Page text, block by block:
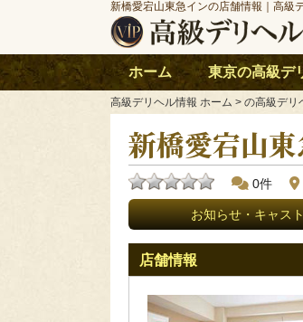
新橋愛宕山東急インの店舗情報｜高級
ホーム 東京の高級デ
高級デリヘル情報 ホーム > の高級デリ
新橋愛宕山
0件
お知らせ・キャス
店舗情報